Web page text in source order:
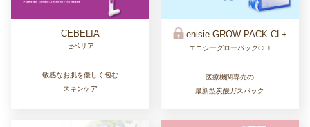
CEBELIA
セベリア
敏感なお肌を優しく包む
スキンケア
enisie GROW PACK CL+
エニシーグローパックCL+
医療機関専売の
最新型炭酸ガスパック